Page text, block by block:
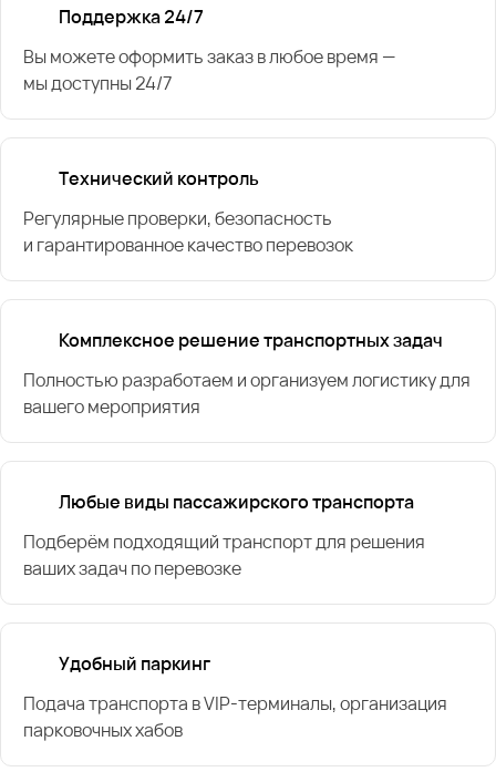
Поддержка 24/7
Вы можете оформить заказ в любое время —
мы доступны 24/7
Технический контроль
Регулярные проверки, безопасность
и гарантированное качество перевозок
Комплексное решение транспортных задач
Полностью разработаем и организуем логистику для
вашего мероприятия
Любые виды пассажирского транспорта
Подберём подходящий транспорт для решения
ваших задач по перевозке
Удобный паркинг
Подача транспорта в VIP-терминалы, организация
парковочных хабов